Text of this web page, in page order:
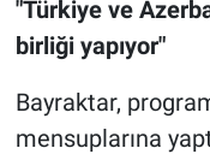
"Türkiye ve
birliği yapıyor"
Bayraktar,
mensuplarına